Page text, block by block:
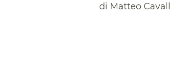
di Matteo